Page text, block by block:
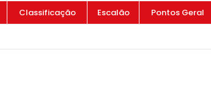
Classificação Escalão Pontos Geral